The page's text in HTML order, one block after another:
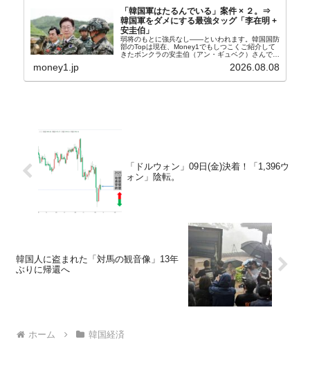
「韓国軍はたるんでいる」案件 × ２。⇒
韓国軍をダメにする最強タッグ「李在明 +
安圭伯」
弱将のもとに強兵なし――といわれます。韓国国防
部のTopは現在、Money1でもしつこくご紹介して
きたボンクラの安圭伯（アン・ギュベク）さんで
さんと「韓国初の文官上がり」の国防部長官安圭伯
money1.jp 2026.08.08
「ドルウォン」09日(金)決着！「1,396ウ
ォン」陰転。
韓国人に盗まれた「対馬の観音像」13年
ぶりに帰還へ
ホーム 韓国経済